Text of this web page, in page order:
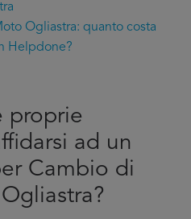
Ogliastra: quanto costa
Helpdone?
proprie
ad un
Cambio di